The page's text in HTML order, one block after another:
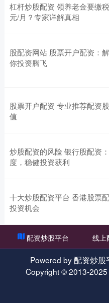
杠杆炒股配资 领养老金要缴
元/月？专家详解真相
股配资网站 股票开户配资：
你投资腾飞
股票开户配资 专业推荐配资
值
炒股配资的风险 银行股配资
度，稳健投资获利
十大炒股配资平台 香港股票
投资机会
配资炒股平台 线上
Powered by配资炒股
Copyright© 2013-2025